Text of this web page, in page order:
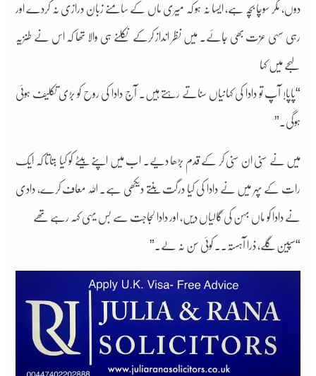
دوں، مگر سوچا بچہ ہے، ایسا نہ ہو کہ میری ماں کے سامنے زبان درازی نہ کردے اور
رہی سہی عزت بھی جائے۔ میں نظر انداز کرکے نکلنے ہی والا تھا کہ اس نے طنزیہ
لہجے میں کہا
“پاپا! آپ تو دادا کی کہانیاں سناتے رہتے ہیں۔ آج دادا کی روح کو بڑی تکلیف ہوئی
ہوگی۔”
میں نے سنی ان سنی کر کے قدم بڑھا دیے۔ اب میں اپنے بیٹے کو کیا بتاتا کہ ایک
رات کے پہر میں نے دادا کی کیا درگت بنتے دیکھی ہے۔ اللہ معاف کرے، دادی
نے دادا کو ماں بہن کی گالیاں دیں، اور دادا لجاجت سے بس یہی کہہ رہے تھے
“سپین گلے، ذرا آہستہ۔۔ کوئی سن نہ لے۔”